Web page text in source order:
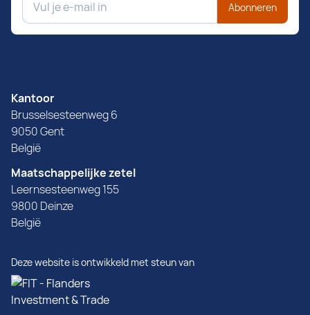
Abonneren
Kantoor
Brusselsesteenweg 6
9050 Gent
België
Maatschappelijke zetel
Leernsesteenweg 155
9800 Deinze
België
Deze website is ontwikkeld met steun van